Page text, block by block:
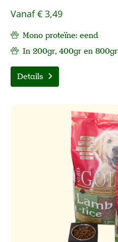
Vanaf€ 3,49
Mono proteïne: eend
In 200gr, 400gr en 800gr
Details